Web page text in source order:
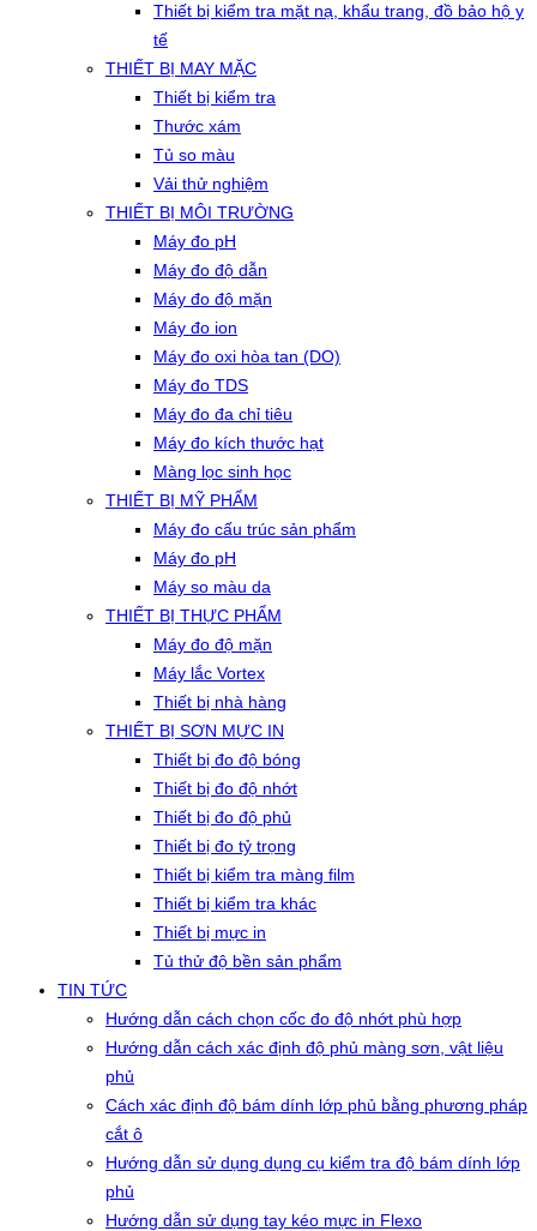
Thiết bị kiểm tra mặt nạ, khẩu trang, đồ bảo hộ y
tế
THIẾT BỊ MAY MẶC
Thiết bị kiểm tra
Thước xám
Tủ so màu
Vải thử nghiệm
THIẾT BỊ MÔI TRƯỜNG
Máy đo pH
Máy đo độ dẫn
Máy đo độ mặn
Máy đo ion
Máy đo oxi hòa tan (DO)
Máy đo TDS
Máy đo đa chỉ tiêu
Máy đo kích thước hạt
Màng lọc sinh học
THIẾT BỊ MỸ PHẨM
Máy đo cấu trúc sản phẩm
Máy đo pH
Máy so màu da
THIẾT BỊ THỰC PHẨM
Máy đo độ mặn
Máy lắc Vortex
Thiết bị nhà hàng
THIẾT BỊ SƠN MỰC IN
Thiết bị đo độ bóng
Thiết bị đo độ nhớt
Thiết bị đo độ phủ
Thiết bị đo tỷ trọng
Thiết bị kiểm tra màng film
Thiết bị kiểm tra khác
Thiết bị mực in
Tủ thử độ bền sản phẩm
TIN TỨC
Hướng dẫn cách chọn cốc đo độ nhớt phù hợp
Hướng dẫn cách xác định độ phủ màng sơn, vật liệu
phủ
Cách xác định độ bám dính lớp phủ bằng phương pháp
cắt ô
Hướng dẫn sử dụng dụng cụ kiểm tra độ bám dính lớp
phủ
Hướng dẫn sử dụng tay kéo mực in Flexo